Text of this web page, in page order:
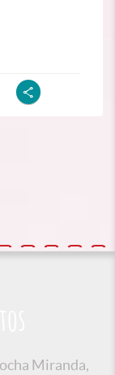
Miranda,